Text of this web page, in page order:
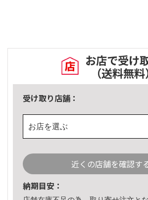
お店で受け
（送料無料
受け取り店舗：
お店を選ぶ
近くの店舗を確認す
納期目安：